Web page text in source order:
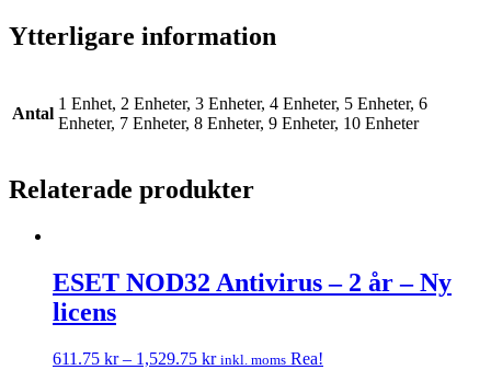
Ytterligare information
Antal
1 Enhet, 2 Enheter, 3 Enheter, 4 Enheter, 5 Enheter, 6
Enheter, 7 Enheter, 8 Enheter, 9 Enheter, 10 Enheter
Relaterade produkter
ESET NOD32 Antivirus – 2 år – Ny
licens
611.75 kr – 1,529.75 krPrisintervall:
inkl. moms Rea!